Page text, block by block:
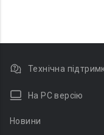
Технічна
На PC версію
Новини